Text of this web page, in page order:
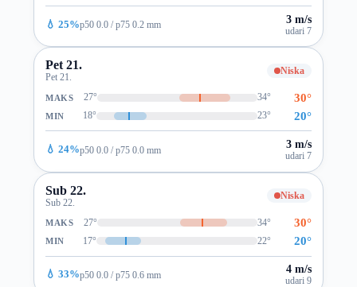
💧 25%p50 0.0 / p75 0.2 mm 3 m/s
udari 7
Pet 21.
Pet 21.
Niska
MAKS 27° 34° 30°
MIN 18° 23° 20°
💧 24%p50 0.0 / p75 0.0 mm 3 m/s
udari 7
Sub 22.
Sub 22.
Niska
MAKS 27° 34° 30°
MIN 17° 22° 20°
💧 33%p50 0.0 / p75 0.6 mm 4 m/s
udari 9